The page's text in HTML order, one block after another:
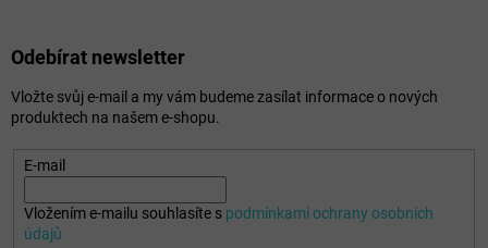
Odebírat newsletter
Vložte svůj e-mail a my vám budeme zasílat informace o nových
produktech na našem e-shopu.
E-mail
Vložením e-mailu souhlasíte s podmínkami ochrany osobních
údajů